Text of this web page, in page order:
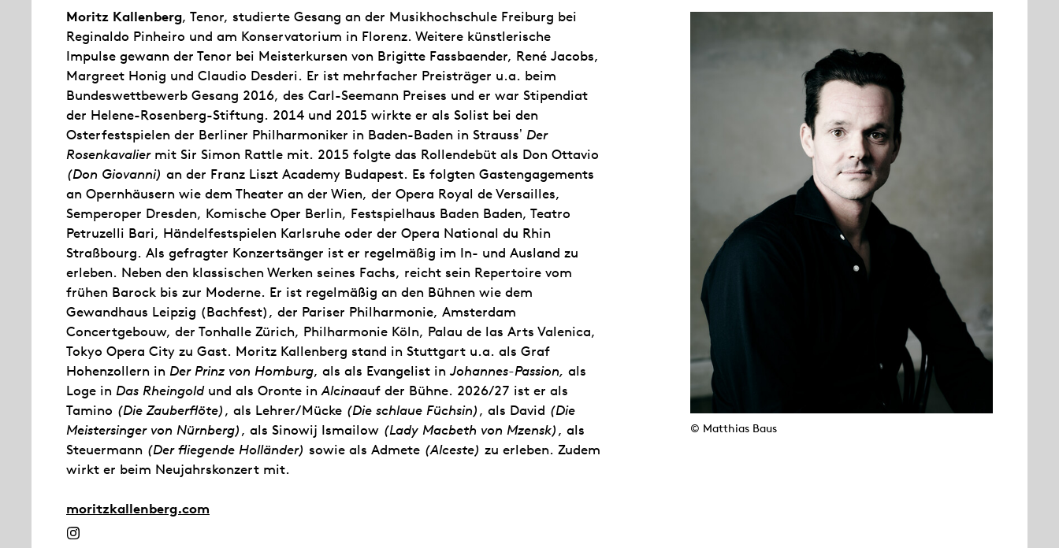
Moritz Kallenberg, Tenor, studierte Gesang an der Musikhochschule Freiburg bei
Reginaldo Pinheiro und am Konservatorium in Florenz. Weitere künstlerische
Impulse gewann der Tenor bei Meisterkursen von Brigitte Fassbaender, René Jacobs,
Margreet Honig und Claudio Desderi. Er ist mehrfacher Preisträger u.a. beim
Bundeswettbewerb Gesang 2016, des Carl-Seemann Preises und er war Stipendiat
der Helene-Rosenberg-Stiftung. 2014 und 2015 wirkte er als Solist bei den
Osterfestspielen der Berliner Philharmoniker in Baden-Baden in Straussʼ Der
Rosenkavaliermit Sir Simon Rattle mit. 2015 folgte das Rollendebüt als Don Ottavio
(Don Giovanni) an der Franz Liszt Academy Budapest. Es folgten Gastengagements
an Opernhäusern wie dem Theater an der Wien, der Opera Royal de Versailles,
Semperoper Dresden, Komische Oper Berlin, Festspielhaus Baden Baden, Teatro
Petruzelli Bari, Händelfestspielen Karlsruhe oder der Opera National du Rhin
Straßbourg. Als gefragter Konzertsänger ist er regelmäßig im In- und Ausland zu
erleben. Neben den klassischen Werken seines Fachs, reicht sein Repertoire vom
frühen Barock bis zur Moderne. Er ist regelmäßig an den Bühnen wie dem
Gewandhaus Leipzig (Bachfest), der Pariser Philharmonie, Amsterdam
Concertgebouw, der Tonhalle Zürich, Philharmonie Köln, Palau de las Arts Valenica,
Tokyo Opera City zu Gast. Moritz Kallenberg stand in Stuttgart u.a. als Graf
Hohenzollern in Der Prinz von Homburg, als als Evangelist inJohannes-Passion, als
Loge in Das Rheingoldund als Oronte inAlcinaauf der Bühne. 2026/27 ist er als
Tamino (Die Zauberflöte), als Lehrer/Mücke (Die schlaue Füchsin), als David (Die
Meistersinger von Nürnberg), als Sinowij Ismailow (Lady Macbeth von Mzensk), als
Steuermann (Der fliegende Holländer) sowie als Admete (Alceste) zu erleben. Zudem
wirkt er beim Neujahrskonzert mit.
moritzkallenberg.com
© Matthias Baus